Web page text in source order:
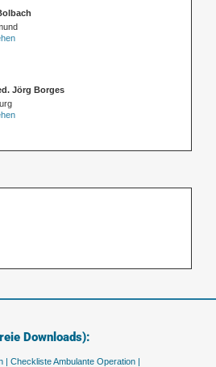
Jörg Borges
Downloads):
| Checkliste Ambulante Operation |